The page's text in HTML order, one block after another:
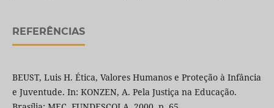
REFERÊNCIAS
BEUST, Luis H. Ética, Valores Humanos e Proteção à Infância
e Juventude. In: KONZEN, A. Pela Justiça na Educação.